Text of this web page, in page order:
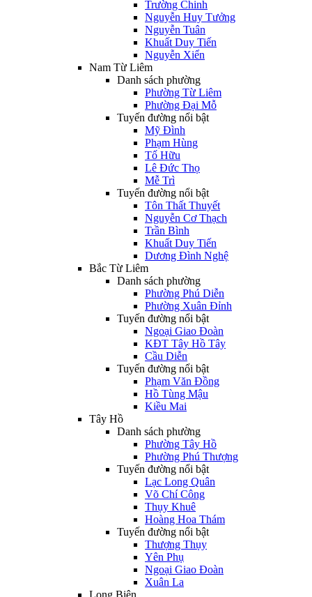
Trường Chinh
Nguyễn Huy Tưởng
Nguyễn Tuân
Khuất Duy Tiến
Nguyễn Xiển
Nam Từ Liêm
Danh sách phường
Phường Từ Liêm
Phường Đại Mỗ
Tuyến đường nổi bật
Mỹ Đình
Phạm Hùng
Tố Hữu
Lê Đức Thọ
Mễ Trì
Tuyến đường nổi bật
Tôn Thất Thuyết
Nguyễn Cơ Thạch
Trần Bình
Khuất Duy Tiến
Dương Đình Nghệ
Bắc Từ Liêm
Danh sách phường
Phường Phú Diễn
Phường Xuân Đỉnh
Tuyến đường nổi bật
Ngoại Giao Đoàn
KĐT Tây Hồ Tây
Cầu Diễn
Tuyến đường nổi bật
Phạm Văn Đồng
Hồ Tùng Mậu
Kiều Mai
Tây Hồ
Danh sách phường
Phường Tây Hồ
Phường Phú Thượng
Tuyến đường nổi bật
Lạc Long Quân
Võ Chí Công
Thụy Khuê
Hoàng Hoa Thám
Tuyến đường nổi bật
Thượng Thụy
Yên Phụ
Ngoại Giao Đoàn
Xuân La
Long Biên